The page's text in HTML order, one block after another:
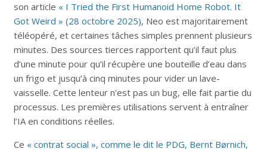
son article « I Tried the First Humanoid Home Robot. It
Got Weird » (28 octobre 2025), Neo est majoritairement
téléopéré, et certaines tâches simples prennent plusieurs
minutes. Des sources tierces rapportent qu’il faut plus
d’une minute pour qu’il récupère une bouteille d’eau dans
un frigo et jusqu’à cinq minutes pour vider un lave-
vaisselle. Cette lenteur n’est pas un bug, elle fait partie du
processus. Les premières utilisations servent à entraîner
l’IA en conditions réelles.
Ce « contrat social », comme le dit le PDG, Bernt Børnich,